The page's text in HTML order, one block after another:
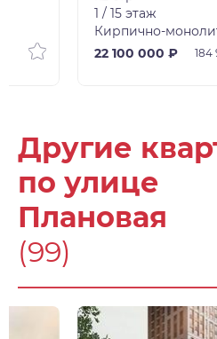
1 / 15 этаж
Кирпично-
22 100 000 ₽
184
Другие
по улице
Плановая
(99)